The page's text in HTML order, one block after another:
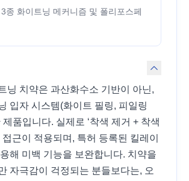
종 화이트닝 메커니즘 및 폴리포스페
닝 치약은 과산화수소 기반이 아닌,
입자 시스템(화이트 필링, 피일링
품입니다. 실제로 ‘착색 제거 + 착색
접근이 적용되며, 특허 등록된 킬레이
해 미백 기능을 보완합니다. 치약을
자극감이 걱정되는 분들보다는, 오